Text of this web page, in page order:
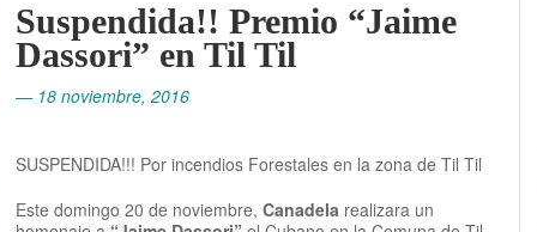
Suspendida!! Premio “Jaime
Dassori” en Til Til
— 18 noviembre, 2016
SUSPENDIDA!!! Por incendios Forestales en la zona de Til Til
Este domingo 20 de noviembre, Canadela realizara un